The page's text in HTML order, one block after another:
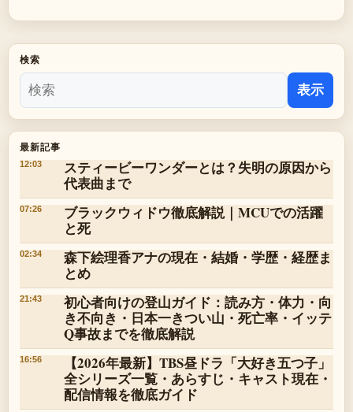
検索
表示
最新記事
12:03
スティービーワンダーとは？失明の原因から
代表曲まで
07:26
ブラックウィドウ徹底解説｜MCUでの活躍
と死
02:34
森下絵理香アナの現在・結婚・学歴・経歴ま
とめ
21:43
初心者向けの登山ガイド：読み方・体力・向
き不向き・日本一きつい山・死亡率・イッテ
Q事故までを徹底解説
16:56
【2026年最新】TBS昼ドラ「大好き五つ子」
全シリーズ一覧・あらすじ・キャスト現在・
配信情報を徹底ガイド